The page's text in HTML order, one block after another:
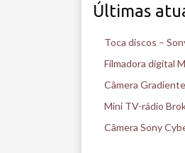
Últimas
Toca discos –
Filmadora digital
Câmera
Mini TV-rádio
Câmera Sony